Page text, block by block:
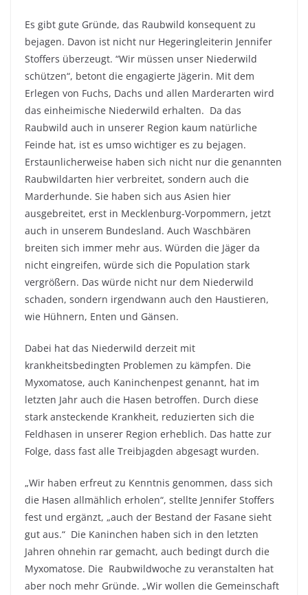
Es gibt gute Gründe, das Raubwild konsequent zu
bejagen. Davon ist nicht nur Hegeringleiterin Jennifer
Stoffers überzeugt. “Wir müssen unser Niederwild
schützen“, betont die engagierte Jägerin. Mit dem
Erlegen von Fuchs, Dachs und allen Marderarten wird
das einheimische Niederwild erhalten. Da das
Raubwild auch in unserer Region kaum natürliche
Feinde hat, ist es umso wichtiger es zu bejagen.
Erstaunlicherweise haben sich nicht nur die genannten
Raubwildarten hier verbreitet, sondern auch die
Marderhunde. Sie haben sich aus Asien hier
ausgebreitet, erst in Mecklenburg-Vorpommern, jetzt
auch in unserem Bundesland. Auch Waschbären
breiten sich immer mehr aus. Würden die Jäger da
nicht eingreifen, würde sich die Population stark
vergrößern. Das würde nicht nur dem Niederwild
schaden, sondern irgendwann auch den Haustieren,
wie Hühnern, Enten und Gänsen.
Dabei hat das Niederwild derzeit mit
krankheitsbedingten Problemen zu kämpfen. Die
Myxomatose, auch Kaninchenpest genannt, hat im
letzten Jahr auch die Hasen betroffen. Durch diese
stark ansteckende Krankheit, reduzierten sich die
Feldhasen in unserer Region erheblich. Das hatte zur
Folge, dass fast alle Treibjagden abgesagt wurden.
„Wir haben erfreut zu Kenntnis genommen, dass sich
die Hasen allmählich erholen“, stellte Jennifer Stoffers
fest und ergänzt, „auch der Bestand der Fasane sieht
gut aus.“ Die Kaninchen haben sich in den letzten
Jahren ohnehin rar gemacht, auch bedingt durch die
Myxomatose. Die Raubwildwoche zu veranstalten hat
aber noch mehr Gründe. „Wir wollen die Gemeinschaft